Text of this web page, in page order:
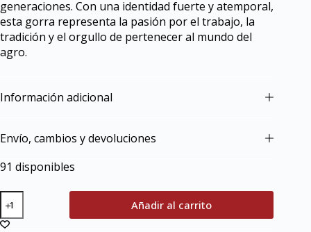
generaciones. Con una identidad fuerte y atemporal,
esta gorra representa la pasión por el trabajo, la
tradición y el orgullo de pertenecer al mundo del
agro.
Información adicional
Envío, cambios y devoluciones
91 disponibles
Añadir al carrito